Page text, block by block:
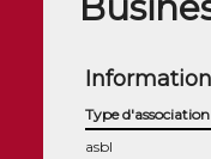
Type d'association
asbl